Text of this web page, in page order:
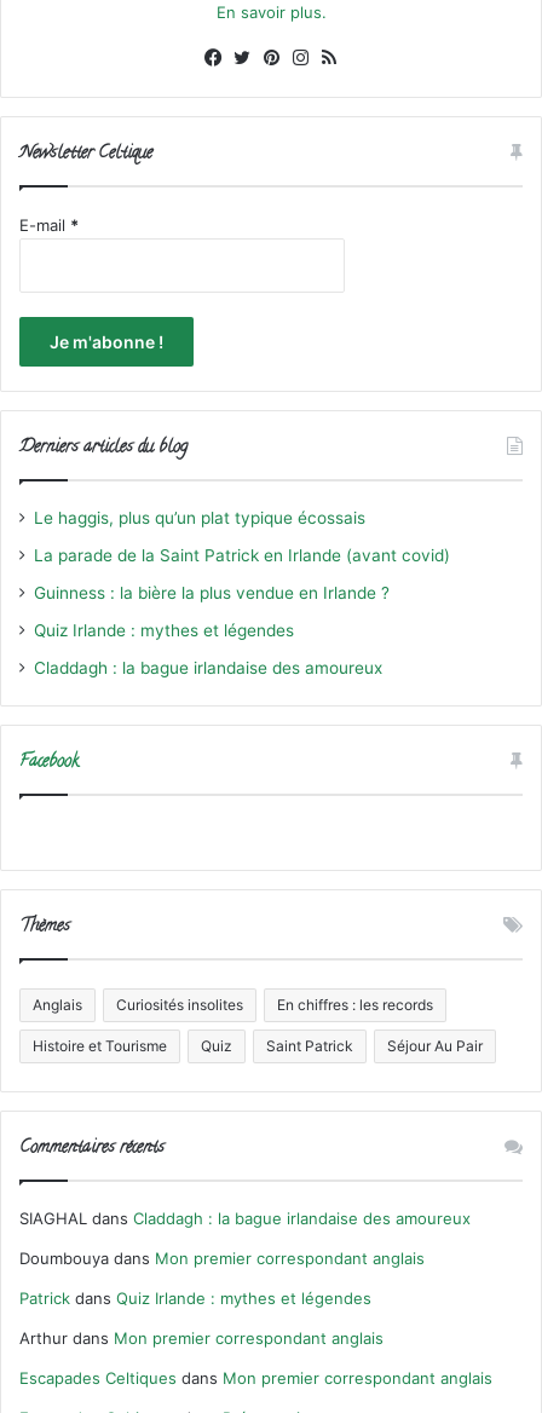
En savoir plus.
Facebook
X PinterestInstagram
Newsletter Celtique
E-mail *
Derniers articles du blog
Le haggis, plus qu’un plat typique écossais
La parade de la Saint Patrick en Irlande (avant covid)
Guinness : la bière la plus vendue en Irlande ?
Quiz Irlande : mythes et légendes
Claddagh : la bague irlandaise des amoureux
Facebook
Thèmes
Anglais Curiosités insolites En chiffres : les records
Histoire et Tourisme Quiz Saint Patrick Séjour Au Pair
Commentaires récents
SIAGHAL dans Claddagh : la bague irlandaise des amoureux
Doumbouya dans Mon premier correspondant anglais
Patrick dans Quiz Irlande : mythes et légendes
Arthur dans Mon premier correspondant anglais
Escapades Celtiques dans Mon premier correspondant anglais